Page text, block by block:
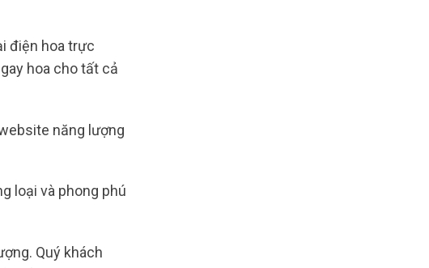
điện hoa trực
hoa cho tất cả
năng lượng
loại và phong phú
Quý khách